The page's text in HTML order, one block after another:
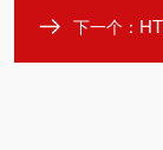
下一个：